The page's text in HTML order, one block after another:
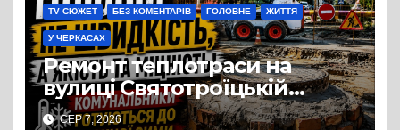
TV СЮЖЕТ БЕЗ КОМЕНТАРІВ ГОЛОВНЕ ЖИТТЯ
У ЧЕРКАСАХ
Ремонт теплотраси на
вулиці Святотроїцькій
затягнувся порівняно із
СЕР 7, 2026